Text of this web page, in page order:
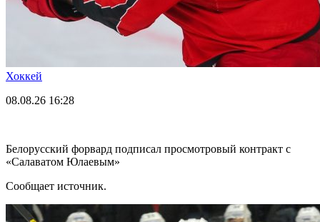
Хоккей
08.08.26 16:28
Белорусский форвард подписал просмотровый контракт с
«Салаватом Юлаевым»
Сообщает источник.